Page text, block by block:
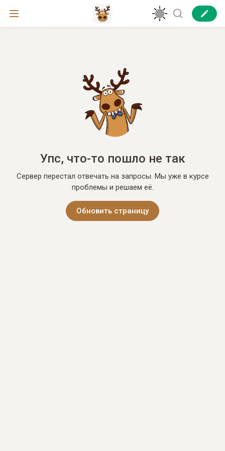
Упс, что-то пошло не так
Сервер перестал отвечать на запросы. Мы уже в курсе
проблемы и решаем её.
Обновить страницу